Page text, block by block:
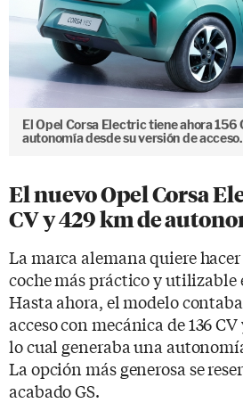
El Opel Corsa Electric tiene ahora 156
autonomía desde su versión de acceso.
El nuevo Opel Corsa
CV y 429 km de
La marca alemana quiere
coche más práctico y utilizable
Hasta ahora, el modelo
acceso con mecánica de 136
lo cual generaba una
La opción más generosa se
acabado GS.